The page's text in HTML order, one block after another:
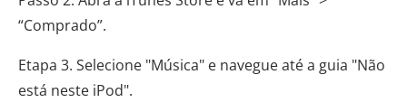
“Comprado”.
Etapa 3. Selecione "Música" e navegue até a guia "Não
está neste iPod".